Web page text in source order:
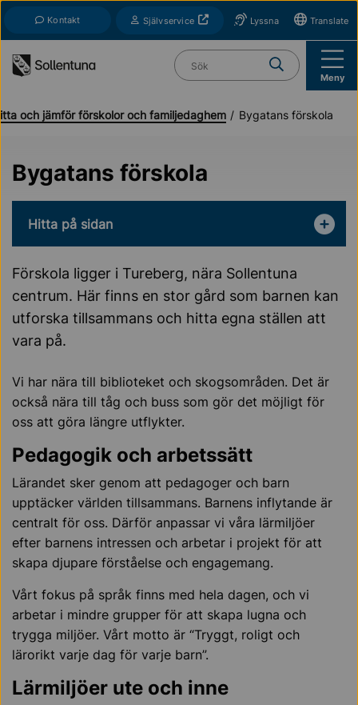
Kontakt SjälvserviceÖppnas i nytt fönsterLyssna Translate
Vad söker du?
Meny
och jämför förskolor och familjedaghem Bygatans förskola
Bygatans förskola
Hitta på sidan
Förskola ligger i Tureberg, nära Sollentuna
centrum. Här finns en stor gård som barnen kan
utforska tillsammans och hitta egna ställen att
vara på.
Vi har nära till biblioteket och skogsområden. Det är
också nära till tåg och buss som gör det möjligt för
oss att göra längre utflykter.
Pedagogik och arbetssätt
Lärandet sker genom att pedagoger och barn
upptäcker världen tillsammans. Barnens inflytande är
centralt för oss. Därför anpassar vi våra lärmiljöer
efter barnens intressen och arbetar i projekt för att
skapa djupare förståelse och engagemang.
Vårt fokus på språk finns med hela dagen, och vi
arbetar i mindre grupper för att skapa lugna och
trygga miljöer. Vårt motto är “Tryggt, roligt och
lärorikt varje dag för varje barn”.
Lärmiljöer ute och inne